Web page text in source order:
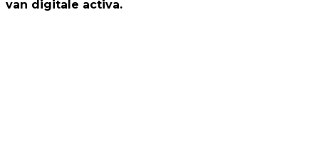
van digitale activa.